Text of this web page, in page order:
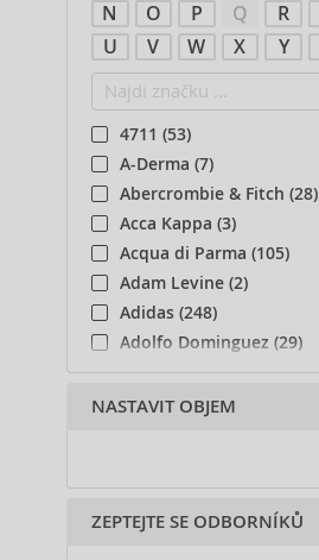
N
O P Q R
U
V W X Y
4711 (53)
A-Derma (7)
Abercrombie & Fitch (28)
Acca Kappa (3)
Acqua di Parma (105)
Adam Levine (2)
Adidas (248)
Adolfo Dominguez (29)
Adyan (81)
Affinage (1)
Ahava (49)
Aigner (42)
NASTAVIT OBJEM
ZEPTEJTE SE ODBORNÍKŮ